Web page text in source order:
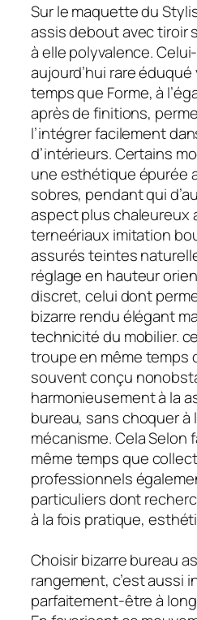
Sur le maquette du
assis debout avec tiroir
à elle polyvalence.
aujourd’hui rare
temps que Forme, à
après de finitions,
l’intégrer facilement
d’intérieurs. Certains
une esthétique épurée
sobres, pendant qui
aspect plus chaleureux
terneériaux imitation
assurés teintes
réglage en hauteur
discret, celui dont
bizarre rendu élégant
technicité du mobilier.
troupe en même temps
souvent conçu
harmonieusement à la
bureau, sans choquer à
mécanisme. Cela Selon
même temps que
professionnels
particuliers dont
à la fois pratique,
Choisir bizarre bureau
rangement, c’est aussi
parfaitement-être à